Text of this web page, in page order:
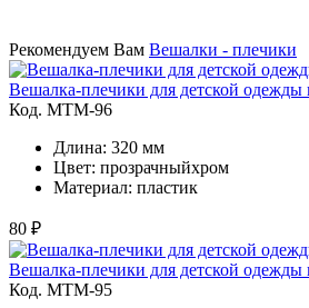
Рекомендуем Вам Вешалки - плечики
Вешалка-плечики для детской
Код. MТМ-96
Длина: 320 мм
Цвет: прозрачныйхром
Материал: пластик
80 ₽
Вешалка-плечики для детской
Код. MТМ-95